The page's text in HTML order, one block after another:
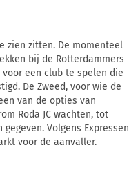
zien zitten. De momenteel
bij de Rotterdammers
een club te spelen die
De Zweed, voor wie de
van de opties van
Roda JC wachten, tot
Volgens Expressen
voor de aanvaller.